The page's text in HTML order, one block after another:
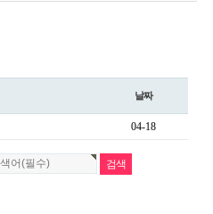
날짜
04-18